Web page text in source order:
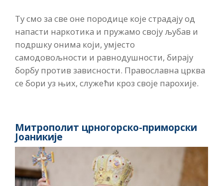
Ту смо за све оне породице које страдају од
напасти наркотика и пружамо своју љубав и
подршку онима који, умјесто
самодовољности и равнодушности, бирају
борбу против зависности. Православна црква
се бори уз њих, служећи кроз своје парохије.
Митрополит црногорско-приморски
Јоаникије